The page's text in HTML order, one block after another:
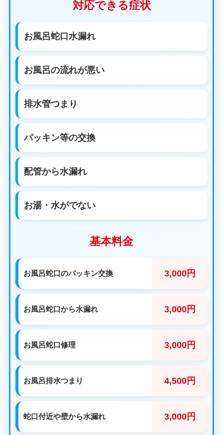
対応できる症状
お風呂蛇口水漏れ
お風呂の流れが悪い
排水管つまり
パッキン等の交換
配管から水漏れ
お湯・水がでない
基本料金
お風呂蛇口のパッキン交換 3,000円
お風呂蛇口から水漏れ 3,000円
お風呂蛇口修理 3,000円
お風呂排水つまり 4,500円
蛇口付近や壁から水漏れ 3,000円